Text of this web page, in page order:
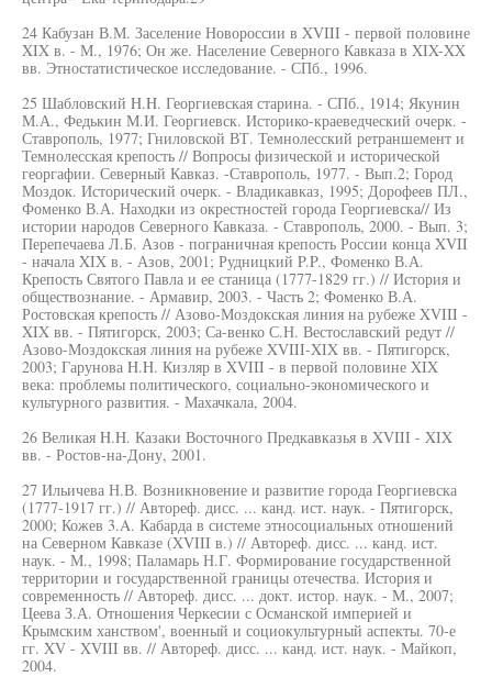
24 Кабузан В.М. Заселение Новороссии в XVIII - первой половине
XIX в. - М., 1976; Он же. Население Северного Кавказа в XIX-XX
вв. Этностатистическое исследование. - СПб., 1996.
25 Шабловский H.H. Георгиевская старина. - СПб., 1914; Якунин
М.А., Федькин М.И. Георгиевск. Историко-краеведческий очерк. -
Ставрополь, 1977; Гниловской ВТ. Темнолесский ретраншемент и
Темнолесская крепость // Вопросы физической и исторической
георгафии. Северный Кавказ. -Ставрополь, 1977. - Вып.2; Город
Моздок. Исторический очерк. - Владикавказ, 1995; Дорофеев ПЛ.,
Фоменко В.А. Находки из окрестностей города Георгиевска// Из
истории народов Северного Кавказа. - Ставрополь, 2000. - Вып. 3;
Перепечаева Л.Б. Азов - пограничная крепость России конца XVII
- начала XIX в. - Азов, 2001; Рудницкий P.P., Фоменко В.А.
Крепость Святого Павла и ее станица (1777-1829 гг.) // История и
обществознание. - Армавир, 2003. - Часть 2; Фоменко В.А.
Ростовская крепость // Азово-Моздокская линия на рубеже XVIII -
XIX вв. - Пятигорск, 2003; Са-венко С.Н. Вестославский редут //
Азово-Моздокская линия на рубеже XVIII-XIX вв. - Пятигорск,
2003; Гарунова H.H. Кизляр в XVIII - в первой половине XIX
века: проблемы политического, социально-экономического и
культурного развития. - Махачкала, 2004.
26 Великая H.H. Казаки Восточного Предкавказья в XVIII - XIX
вв. - Ростов-на-Дону, 2001.
27 Ильичева Н.В. Возникновение и развитие города Георгиевска
(1777-1917 гг.) // Автореф. дисс. ... канд. ист. наук. - Пятигорск,
2000; Кожев 3.A. Кабарда в системе этносоциальных отношений
на Северном Кавказе (XVIII в.) // Автореф. дисс. ... канд. ист.
наук. - М., 1998; Паламарь Н.Г. Формирование государственной
территории и государственной границы отечества. История и
современность // Автореф. дисс. ... докт. истор. наук. - М., 2007;
Цеева З.А. Отношения Черкесии с Османской империей и
Крымским ханством', военный и социокультурный аспекты. 70-е
гг. XV - XVIII вв. // Автореф. дисс. ... канд. ист. наук. - Майкоп,
2004.